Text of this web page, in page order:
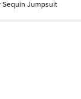
Sequin Jumpsuit